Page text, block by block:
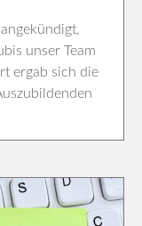
unser Team
ergab sich die